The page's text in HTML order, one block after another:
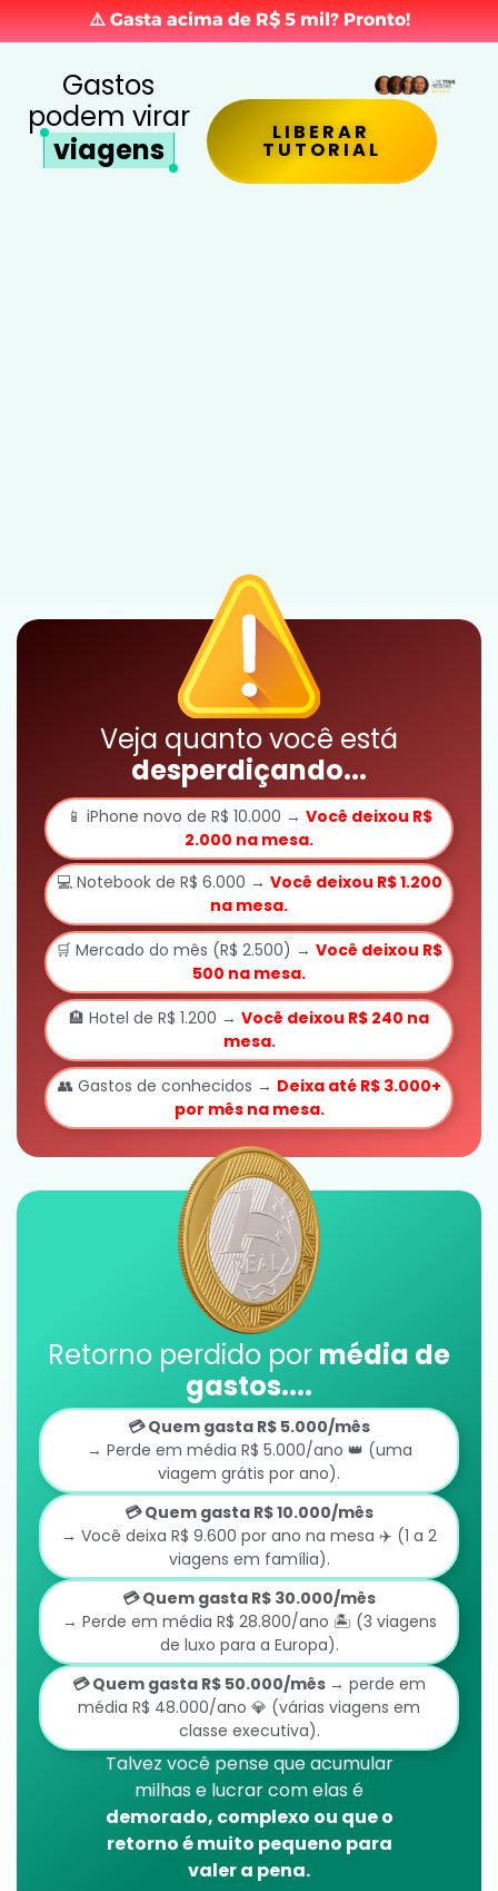
⚠️ Gasta acima de R$ 5 mil? Pronto!
Gastos
podem virar
viagens
LIBERAR
TUTORIAL
Veja quanto você está
desperdiçando...
📱 iPhone novo de R$ 10.000 → Você deixou R$
2.000 na mesa.
💻 Notebook de R$ 6.000 → Você deixou R$ 1.200
na mesa.
🛒 Mercado do mês (R$ 2.500) → Você deixou R$
500 na mesa.
🏨 Hotel de R$ 1.200 → Você deixou R$ 240 na
mesa.
👥 Gastos de conhecidos → Deixa até R$ 3.000+
por mês na mesa.
Retorno perdido por média de
gastos....
💳 Quem gasta R$ 5.000/mês
→ Perde em média R$ 5.000/ano 👑 (uma
viagem grátis por ano).
💳 Quem gasta R$ 10.000/mês
→ Você deixa R$ 9.600 por ano na mesa ✈️ (1 a 2
viagens em família).
💳 Quem gasta R$ 30.000/mês
→ Perde em média R$ 28.800/ano 🏝️ (3 viagens
de luxo para a Europa).
💳 Quem gasta R$ 50.000/mês → perde em
média R$ 48.000/ano 💎 (várias viagens em
classe executiva).
Talvez você pense que acumular
milhas e lucrar com elas é
demorado, complexo ou que o
retorno é muito pequeno para
valer a pena.